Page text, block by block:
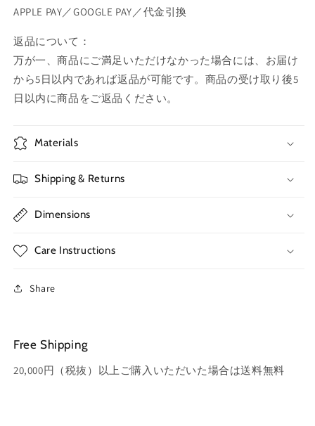
APPLE PAY／GOOGLE PAY／代金引換
返品について：
万が一、商品にご満足いただけなかった場合には、お届け
から5日以内であれば返品が可能です。商品の受け取り後5
日以内に商品をご返品ください。
Materials
Shipping & Returns
Dimensions
Care Instructions
Share
Free Shipping
20,000円（税抜）以上ご購入いただいた場合は送料無料